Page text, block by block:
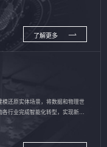
了解更多
还原实体场景，将数据和物理世
行业完成智能化转型，实现新旧